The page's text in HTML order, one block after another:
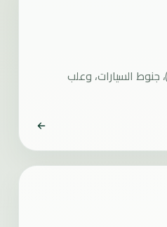
مقاطع الألمنيوم (6063)، جنوط السيارات، وعلب